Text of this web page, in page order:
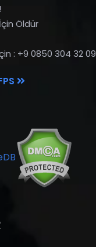
Öldür
: +9 0850 304 32 09